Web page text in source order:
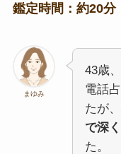
鑑定時間：約20分
まゆみ
43歳
電話
たが、
で深
た。